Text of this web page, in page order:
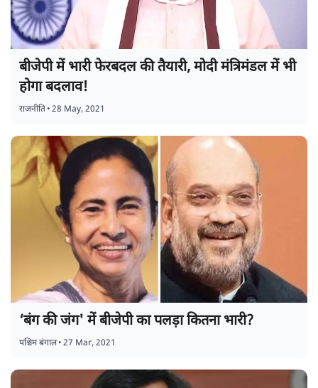
बीजेपी में भारी फेरबदल की तैयारी, मोदी मंत्रिमंडल में भी
होगा बदलाव!
राजनीति•28 May, 2021
‘बंग की जंग' में बीजेपी का पलड़ा कितना भारी?
पश्चिम बंगाल•27 Mar, 2021